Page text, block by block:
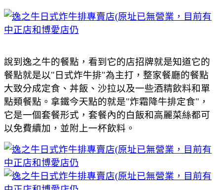
說到逸之牛的餐點，看到它的店招牌就是知道它的
餐點就是以"日式炸牛排"為主打，整家餐廳的餐點
大致分成定食、丼飯、沙拉以及一些酒精飲料和單
點類餐點。拿鐵今天點的就是"炸霜降牛排定食"，
它是一個套餐形式，套餐內的白飯和高麗菜絲都可
以免費續加，並附上一杯飲料。